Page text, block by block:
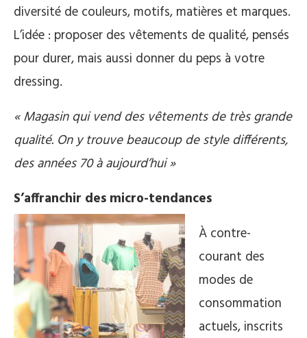
diversité de couleurs, motifs, matières et marques.
L’idée : proposer des vêtements de qualité, pensés
pour durer, mais aussi donner du peps à votre
dressing.
« Magasin qui vend des vêtements de très grande
qualité. On y trouve beaucoup de style différents,
des années 70 à aujourd’hui »
S’affranchir des micro-tendances
À contre-
courant des
modes de
consommation
actuels, inscrits